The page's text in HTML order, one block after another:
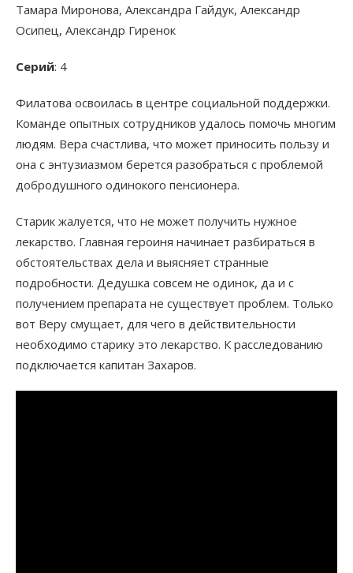
Тамара Миронова, Александра Гайдук, Александр
Осипец, Александр Гиренок
Серий: 4
Филатова освоилась в центре социальной поддержки.
Команде опытных сотрудников удалось помочь многим
людям. Вера счастлива, что может приносить пользу и
она с энтузиазмом берется разобраться с проблемой
добродушного одинокого пенсионера.
Старик жалуется, что не может получить нужное
лекарство. Главная героиня начинает разбираться в
обстоятельствах дела и выясняет странные
подробности. Дедушка совсем не одинок, да и с
получением препарата не существует проблем. Только
вот Веру смущает, для чего в действительности
необходимо старику это лекарство. К расследованию
подключается капитан Захаров.